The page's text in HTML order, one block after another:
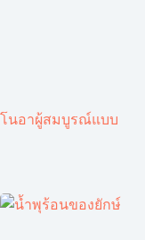
โนอาผู้สมบูรณ์แบบ